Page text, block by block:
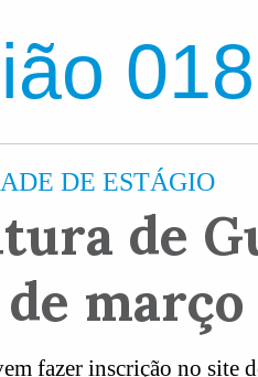
018
DE ESTÁGIO
de
março
fazer inscrição no site